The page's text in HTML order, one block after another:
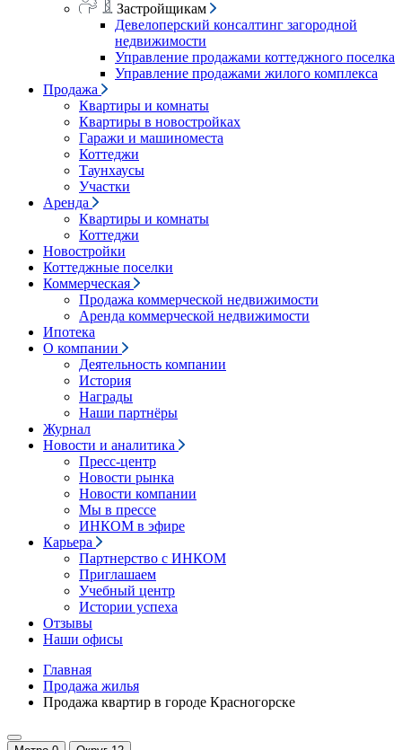
Застройщикам
Девелоперский консалтинг загородной
недвижимости
Управление продажами коттеджного поселка
Управление продажами жилого комплекса
Продажа
Квартиры и комнаты
Квартиры в новостройках
Гаражи и машиноместа
Коттеджи
Таунхаусы
Участки
Аренда
Квартиры и комнаты
Коттеджи
Новостройки
Коттеджные поселки
Коммерческая
Продажа коммерческой недвижимости
Аренда коммерческой недвижимости
Ипотека
О компании
Деятельность компании
История
Награды
Наши партнёры
Журнал
Новости и аналитика
Пресс-центр
Новости рынка
Новости компании
Мы в прессе
ИНКОМ в эфире
Карьера
Партнерство с ИНКОМ
Приглашаем
Учебный центр
Истории успеха
Отзывы
Наши офисы
Главная
Продажа жилья
Продажа квартир в городе Красногорске